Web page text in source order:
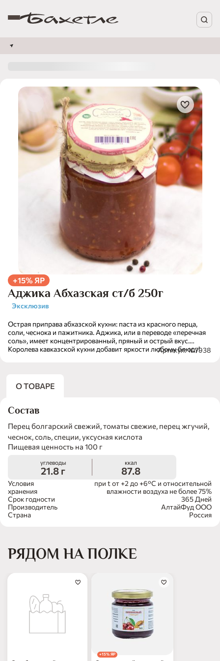
+15% ЯР
Аджика Абхазская ст/б 250г
Эксклюзив
Острая приправа абхазской кухни: паста из красного перца,
соли, чеснока и пажитника. Аджика, или в переводе «перечная
соль», имеет концентрированный, пряный и острый вкус.
Королева кавказской кухни добавит яркости любому блюду!
Артикул: 107938
О ТОВАРЕ
Пищевая ценность на 100 г
углеводы
21.8 г
ккал
87.8
Условия
хранения
при t от +2 до +6°С и относительной
влажности воздуха не более 75%
Срок годности
365 Дней
Производитель
АлтайФуд ООО
Страна
Россия
Состав
Перец болгарский свежий, томаты свежие, перец жгучий,
чеснок, соль, специи, уксусная кислота
РЯДОМ НА ПОЛКЕ
+15% ЯР